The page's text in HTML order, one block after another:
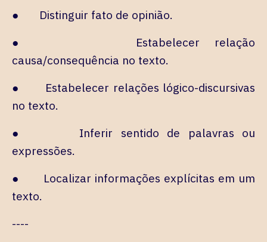
● Distinguir fato de opinião.
● Estabelecer relação
causa/consequência no texto.
● Estabelecer relações lógico-discursivas
no texto.
● Inferir sentido de palavras ou
expressões.
● Localizar informações explícitas em um
texto.
----